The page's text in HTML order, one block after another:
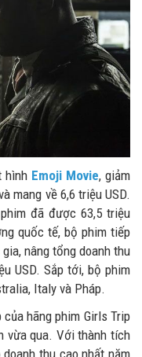
hình Emoji Movie, giảm
mang về 6,6 triệu USD.
đã được 63,5 triệu
quốc tế, bộ phim tiếp
nâng tổng doanh thu
USD. Sắp tới, bộ phim
Italy và Pháp.
hãng phim Girls Trip
vừa qua. Với thành tích